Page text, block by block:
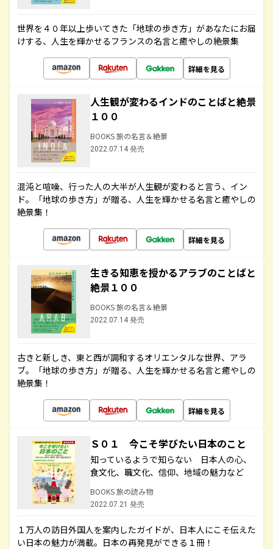
世界を４０年以上歩いてきた「地球の歩き方」があなたにお届
けする、人生を輝かせるフランスの名言と癒やしの絶景集
詳細を見る
人生観が変わるインドのことばと絶景
１００
BOOKS 旅の名言＆絶景
2022.07.14 発売
混沌と喧噪、行った人の大半が人生観が変わると言う、イン
ド。「地球の歩き方」が贈る、人生を輝かせる名言と癒やしの
絶景集！
詳細を見る
生きる知恵を授かるアラブのことばと
絶景１００
BOOKS 旅の名言＆絶景
2022.07.14 発売
古きと新しき、東と西が調和するオリエンタルな世界、アラ
ブ。「地球の歩き方」が贈る、人生を輝かせる名言と癒やしの
絶景集！
詳細を見る
Ｓ０１ 今こそ学びたい日本のこと
知っているようで知らない 日本人の心、
食文化、職文化、信仰、地域の魅力など
BOOKS 旅の読み物
2022.07.21 発売
１万人の訪日外国人を案内したガイドが、日本人にこそ伝えた
い日本の魅力が満載。日本の再発見ができる１冊！